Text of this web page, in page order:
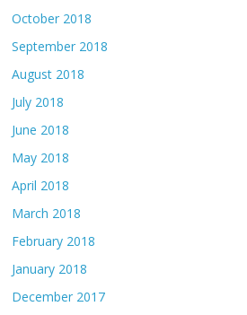
October 2018
September 2018
August 2018
July 2018
June 2018
May 2018
April 2018
March 2018
February 2018
January 2018
December 2017